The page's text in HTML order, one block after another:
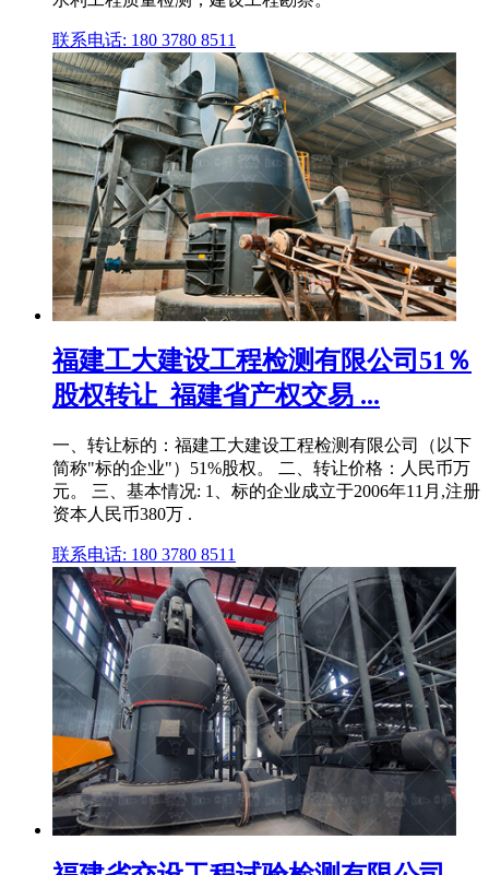
联系电话: 180 3780 8511
福建工大建设工程检测有限公司51％
股权转让_福建省产权交易 ...
一、转让标的：福建工大建设工程检测有限公司（以下
简称"标的企业"）51%股权。 二、转让价格：人民币万
元。 三、基本情况: 1、标的企业成立于2006年11月,注册
资本人民币380万 .
联系电话: 180 3780 8511